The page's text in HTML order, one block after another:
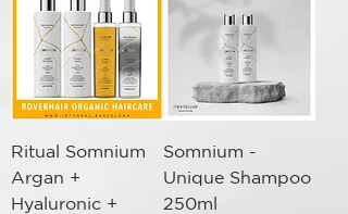
Ritual Somnium
Argan +
Hyaluronic +
Somnium -
Unique Shampoo
250ml